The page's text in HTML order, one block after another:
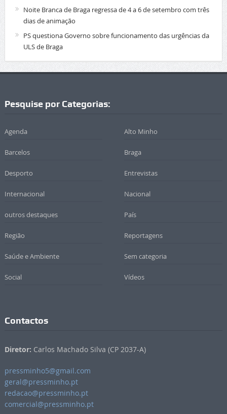
Noite Branca de Braga regressa de 4 a 6 de setembro com três
dias de animação
PS questiona Governo sobre funcionamento das urgências da
ULS de Braga
Pesquise por Categorias:
Agenda Alto Minho
Barcelos Braga
Desporto Entrevistas
Internacional Nacional
outros destaques País
Região Reportagens
Saúde e Ambiente Sem categoria
Social Vídeos
Contactos
Diretor: Carlos Machado Silva (CP 2037-A)
pressminho5@gmail.com
geral@pressminho.pt
redacao@pressminho.pt
comercial@pressminho.pt